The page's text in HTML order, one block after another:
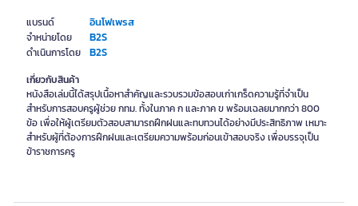
แบรนด์ อินโฟเพรส
จำหน่ายโดย B2S
ดำเนินการโดย B2S
เกี่ยวกับสินค้า
หนังสือเล่มนี้ได้สรุปเนื้อหาสำคัญและรวบรวมข้อสอบเก่าเกร็ดความรู้ที่จำเป็น
สำหรับการสอบครูผู้ช่วย กทม. ทั้งในภาค ก และภาค ข พร้อมเฉลยมากกว่า 800
ข้อ เพื่อให้ผู้เตรียมตัวสอบสามารถฝึกฝนและทบทวนได้อย่างมีประสิทธิภาพ เหมาะ
สำหรับผู้ที่ต้องการฝึกฝนและเตรียมความพร้อมก่อนเข้าสอบจริง เพื่อบรรจุเป็น
ข้าราชการครู